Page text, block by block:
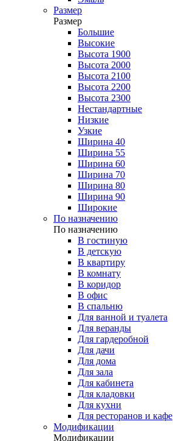
Размер
Размер
Большие
Высокие
Высота 1900
Высота 2000
Высота 2100
Высота 2200
Высота 2300
Нестандартные
Низкие
Узкие
Ширина 40
Ширина 55
Ширина 60
Ширина 70
Ширина 80
Ширина 90
Широкие
По назначению
По назначению
В гостиную
В детскую
В квартиру
В комнату
В коридор
В офис
В спальню
Для ванной и туалета
Для веранды
Для гардеробной
Для дачи
Для дома
Для зала
Для кабинета
Для кладовки
Для кухни
Для ресторанов и кафе
Модификации
Модификации